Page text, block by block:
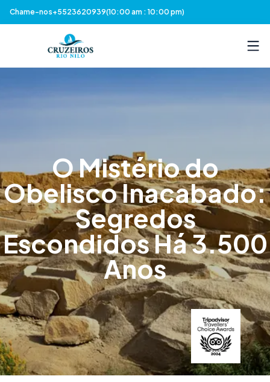
Chame-nos+5523620939(10:00 am : 10:00 pm)
O Mistério do
Obelisco Inacabado:
Segredos
Escondidos Há 3.500
Anos